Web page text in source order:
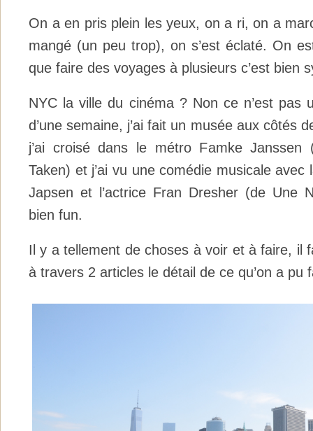
On a en pris plein les yeux, on a ri, on a
mangé (un peu trop), on s’est éclaté. On
que faire des voyages à plusieurs c’est bien
NYC la ville du cinéma ? Non ce n’est pas
d’une semaine, j’ai fait un musée aux côtés
j’ai croisé dans le métro Famke Janssen
Taken) et j’ai vu une comédie musicale
Japsen et l’actrice Fran Dresher (de Une
bien fun.
Il y a tellement de choses à voir et à faire, il
à travers 2 articles le détail de ce qu’on a pu